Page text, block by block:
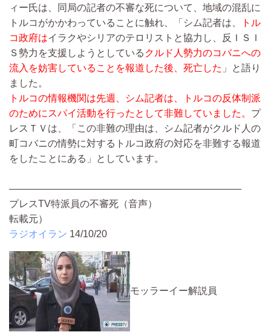
ィー氏は、同局の記者の不審な死について、地域の混乱に
トルコがかかわっていることに触れ、「シム記者は、
トル
コ政府はイラクやシリアのテロリストと協力し、反ＩＳＩ
Ｓ勢力を支援しようとしている クルド人勢力のコバニへの
流入を妨害していることを報道した後、死亡した 」と語り
ました。
トルコの情報機関は先週、シム記者は、トルコの反体制派
のためにスパイ活動を行ったとして非難していました。 プ
レスＴＶは、「この非難の理由は、シム記者がクルド人の
町コバニの情勢に対するトルコ政府の対応を非難する報道
をしたことにある」としています。
――――――――――――――――――――――――
プレスTV特派員の不審死（音声）
転載元）
ラジオイラン 14/10/20
モッラーイー解説員